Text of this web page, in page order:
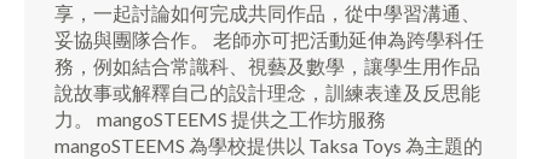
享，一起討論如何完成共同作品，從中學習溝通、
妥協與團隊合作。​​ 老師亦可把活動延伸為跨學科任
務，例如結合常識科、視藝及數學，讓學生用作品
說故事或解釋自己的設計理念，訓練表達及反思能
力。 mangoSTEEMS 提供之工作坊服務
mangoSTEEMS 為學校提供以 Taksa Toys 為主題的